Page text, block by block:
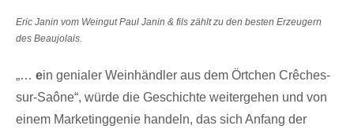
Eric Janin vom Weingut Paul Janin & fils zählt zu den besten Erzeugern
des Beaujolais.
„… ein genialer Weinhändler aus dem Örtchen Crêches-
sur-Saône“, würde die Geschichte weitergehen und von
einem Marketinggenie handeln, das sich Anfang der